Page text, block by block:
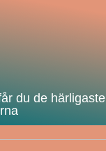
du de härligaste